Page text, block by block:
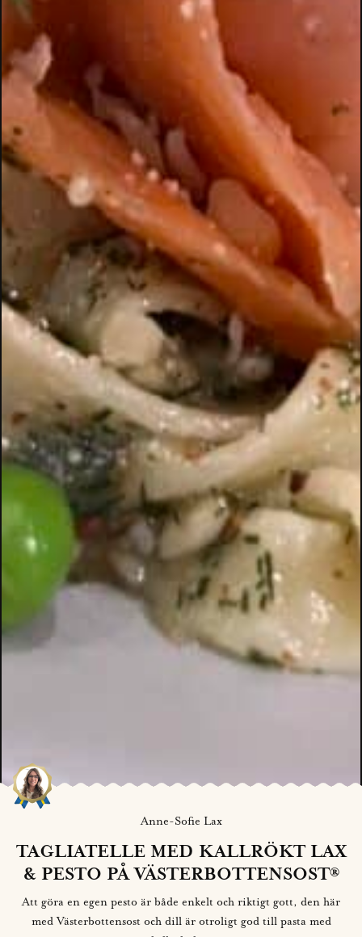
Anne-Sofie Lax
TAGLIATELLE MED KALLRÖKT LAX
& PESTO PÅ VÄSTERBOTTENSOST®
Att göra en egen pesto är både enkelt och riktigt gott, den här
med Västerbottensost och dill är otroligt god till pasta med